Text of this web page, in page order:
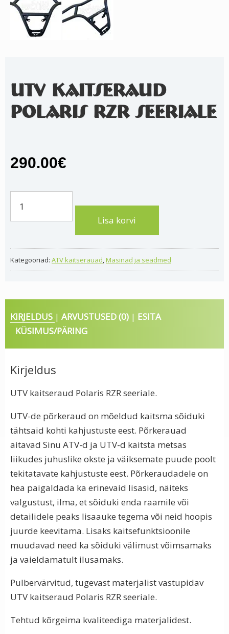
UTV KAITSERAUD
POLARIS RZR SEERIALE
290.00€
kaitseraud
seeriale
kogus
Lisa korvi
Kategooriad: ATV kaitserauad,Masinad ja seadmed
KIRJELDUS ARVUSTUSED (0)
ESITA
KÜSIMUS/PÄRING
Kirjeldus
UTV kaitseraud Polaris RZR seeriale.
UTV-de põrkeraud on mõeldud kaitsma sõiduki
tähtsaid kohti kahjustuste eest. Põrkerauad
aitavad Sinu ATV-d ja UTV-d kaitsta metsas
liikudes juhuslike okste ja väiksemate puude poolt
tekitatavate kahjustuste eest. Põrkeraudadele on
hea paigaldada ka erinevaid lisasid, näiteks
valgustust, ilma, et sõiduki enda raamile või
detailidele peaks lisaauke tegema või neid hoopis
juurde keevitama. Lisaks kaitsefunktsioonile
muudavad need ka sõiduki välimust võimsamaks
ja vaieldamatult ilusamaks.
Pulbervärvitud, tugevast materjalist vastupidav
UTV kaitseraud Polaris RZR seeriale.
Tehtud kõrgeima kvaliteediga materjalidest.